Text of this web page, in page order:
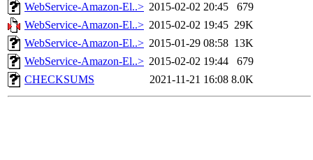
WebService-Amazon-El..> 2015-02-02 20:45
679
WebService-Amazon-El..> 2015-02-02 19:45 29K
WebService-Amazon-El..> 2015-01-29 08:58 13K
WebService-Amazon-El..> 2015-02-02 19:44
679
CHECKSUMS
2021-11-21 16:08 8.0K